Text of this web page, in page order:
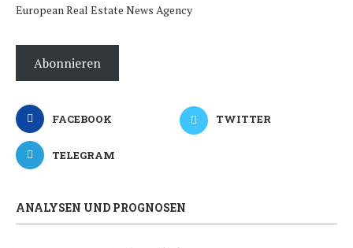
European Real Estate News Agency
Abonnieren
FACEBOOK TWITTER
TELEGRAM
ANALYSEN UND PROGNOSEN